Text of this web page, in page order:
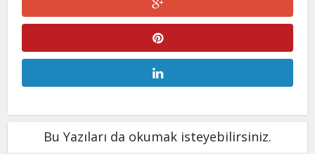
Bu Yazıları da okumak isteyebilirsiniz.